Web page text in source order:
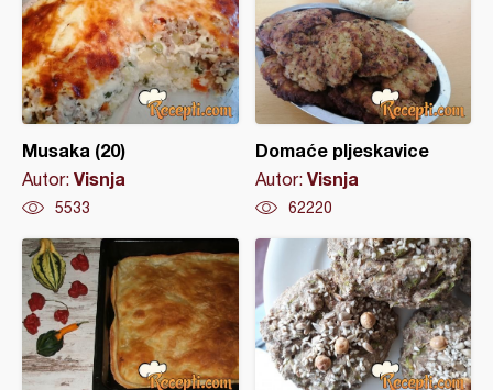
Musaka (20)
Autor: Visnja
5533
Domaće pljeskavice
Autor: Visnja
62220